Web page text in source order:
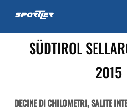
content
SÜDTIROL
2015
DECINE DI CHILOMETRI, SALITE